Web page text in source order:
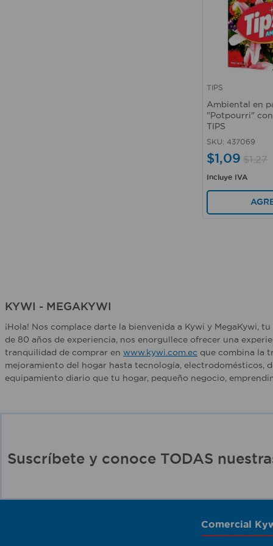
TIPS
Ambiental en
"Potpourri"
TIPS
SKU: 437069
$1,09 $1,27
Incluye IVA
KYWI - MEGAKYWI
¡Hola! Nos complace darte la bienvenida a Kywi y
de 80 años de experiencia, nos enorgullece ofrecer una
tranquilidad de comprar en www.kywi.com.ec que combina la
mejoramiento del hogar hasta tecnología, electrodomésticos,
equipamiento diario que tu hogar, pequeño negocio,
Suscríbete y conoce TODAS
Comercial